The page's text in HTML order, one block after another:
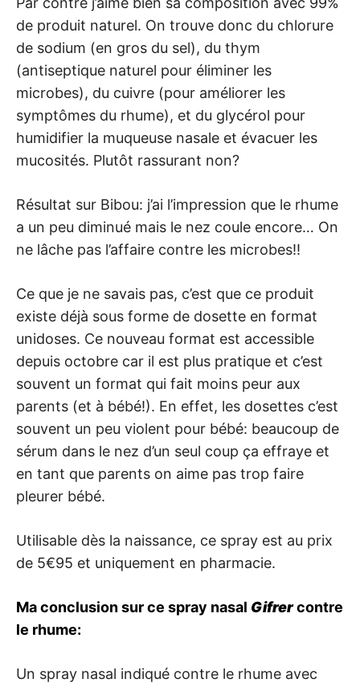
de produit naturel. On trouve donc du chlorure
de sodium (en gros du sel), du thym
(antiseptique naturel pour éliminer les
microbes), du cuivre (pour améliorer les
symptômes du rhume), et du glycérol pour
humidifier la muqueuse nasale et évacuer les
mucosités. Plutôt rassurant non?
Résultat sur Bibou: j’ai l’impression que le rhume
a un peu diminué mais le nez coule encore… On
ne lâche pas l’affaire contre les microbes!!
Ce que je ne savais pas, c’est que ce produit
existe déjà sous forme de dosette en format
unidoses. Ce nouveau format est accessible
depuis octobre car il est plus pratique et c’est
souvent un format qui fait moins peur aux
parents (et à bébé!). En effet, les dosettes c’est
souvent un peu violent pour bébé: beaucoup de
sérum dans le nez d’un seul coup ça effraye et
en tant que parents on aime pas trop faire
pleurer bébé.
Utilisable dès la naissance, ce spray est au prix
de 5€95 et uniquement en pharmacie.
Ma conclusion sur ce spray nasal Gifrercontre
le rhume:
Un spray nasal indiqué contre le rhume avec